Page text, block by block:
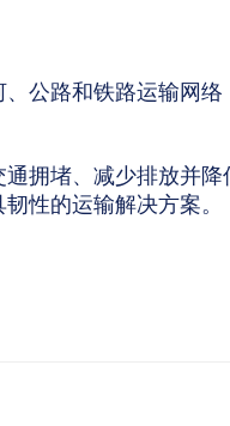
公路和铁路运输网络
拥堵、减少排放并降
性的运输解决方案。